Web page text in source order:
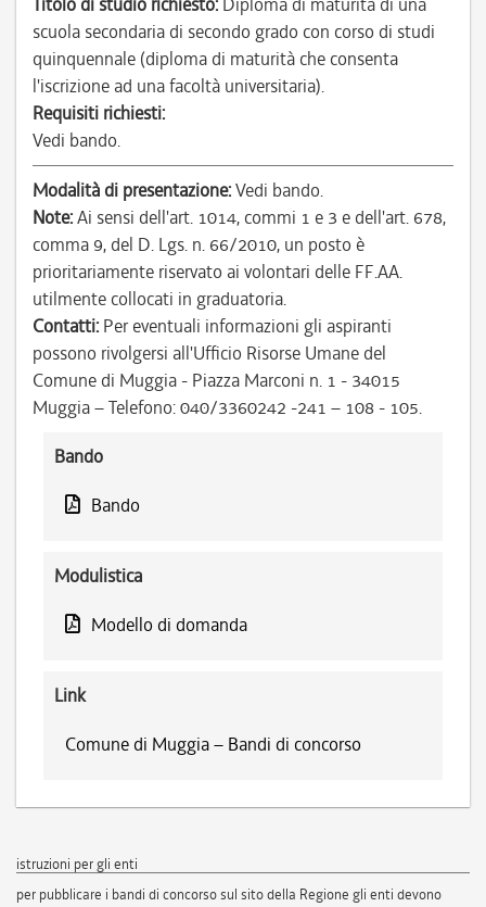
scuola secondaria di secondo grado con corso di studi
quinquennale (diploma di maturità che consenta
l'iscrizione ad una facoltà universitaria).
Requisiti richiesti:
Vedi bando.
Modalità di presentazione:Vedi bando.
Note:Ai sensi dell'art. 1014, commi 1 e 3 e dell'art. 678,
comma 9, del D. Lgs. n. 66/2010, un posto è
prioritariamente riservato ai volontari delle FF.AA.
utilmente collocati in graduatoria.
Contatti: Per eventuali informazioni gli aspiranti
possono rivolgersi all'Ufficio Risorse Umane del
Comune di Muggia - Piazza Marconi n. 1 - 34015
Muggia – Telefono: 040/3360242 -241 – 108 - 105.
Bando
Bando
Modulistica
Modello di domanda
Link
Comune di Muggia – Bandi di concorso
istruzioni per gli enti
per pubblicare i bandi di concorso sul sito della Regione gli enti devono